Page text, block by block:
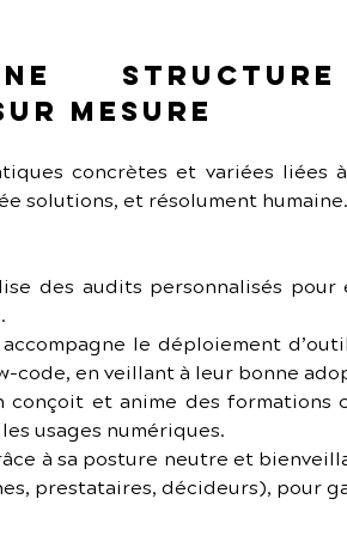
mesure
concrètes et variées liées
solutions, et résolument humaine.
des audits personnalisés
le déploiement
code, en veillant à leur bonne
conçoit et anime des formations
usages numériques.
à sa posture neutre et
prestataires, décideurs), pour